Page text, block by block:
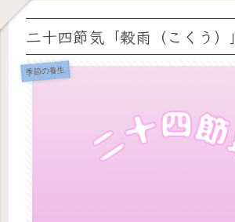
二十四節気「穀雨（こくう）」
季節の養生